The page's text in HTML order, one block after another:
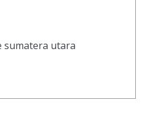
sumatera utara